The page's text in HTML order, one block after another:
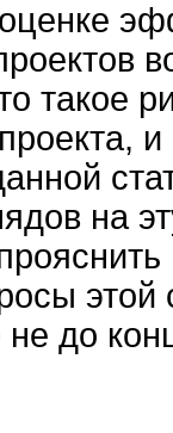
такое
и
на
до